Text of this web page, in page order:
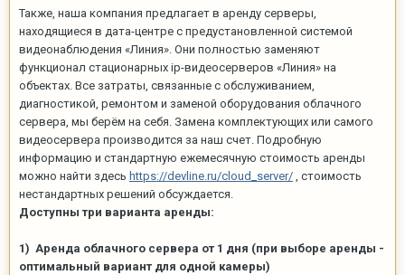
Также, наша компания предлагает в аренду серверы,
находящиеся в дата-центре с предустановленной системой
видеонаблюдения «Линия». Они полностью заменяют
функционал стационарных ip-видеосерверов «Линия» на
объектах. Все затраты, связанные с обслуживанием,
диагностикой, ремонтом и заменой оборудования облачного
сервера, мы берём на себя. Замена комплектующих или самого
видеосервера производится за наш счет. Подробную
информацию и стандартную ежемесячную стоимость аренды
можно найти здесь https://devline.ru/cloud_server/ , стоимость
нестандартных решений обсуждается.
Доступны три варианта аренды:
1) Аренда облачного сервера от 1 дня (при выборе аренды -
оптимальный вариант для одной камеры)